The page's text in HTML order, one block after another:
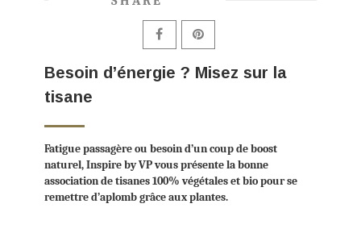
Besoin d’énergie ? Misez sur la
tisane
Fatigue passagère ou besoin d’un coup de boost
naturel, Inspire by VP vous présente la bonne
association de tisanes 100% végétales et bio pour se
remettre d’aplomb grâce aux plantes.